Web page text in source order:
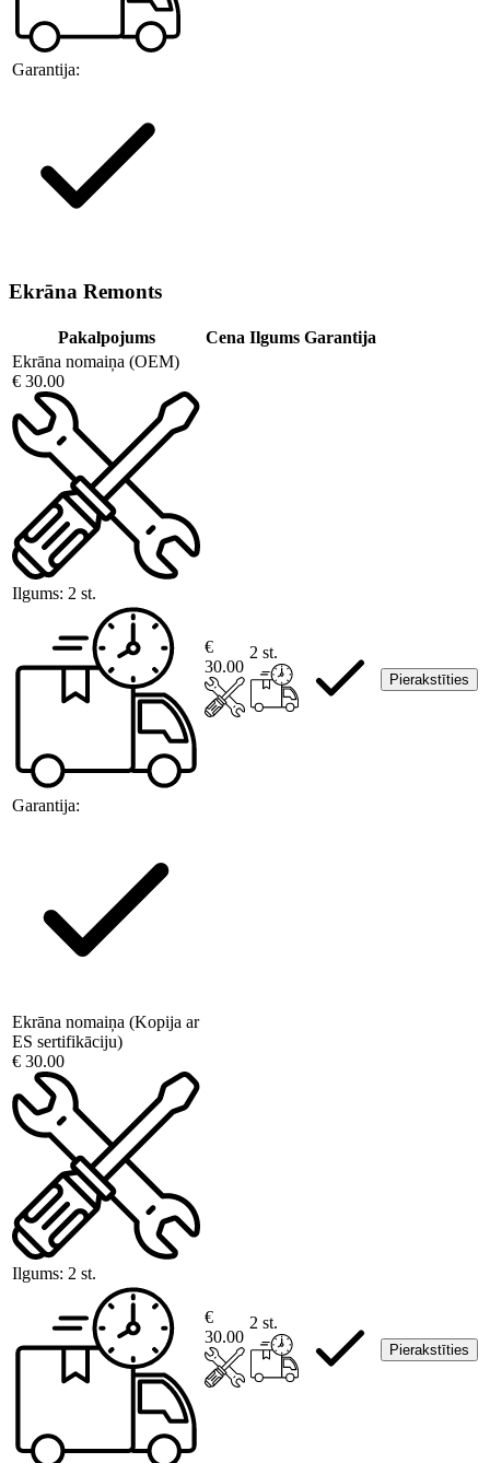
Garantija:
Ekrāna Remonts
Pakalpojums Cena Ilgums Garantija
Ekrāna nomaiņa (OEM)
€ 30.00
Ilgums: 2 st.
Garantija:
€
30.00
2 st.
Pierakstīties
Ekrāna nomaiņa (Kopija ar
ES sertifikāciju)
€ 30.00
Ilgums: 2 st.
€
30.00
2 st.
Pierakstīties